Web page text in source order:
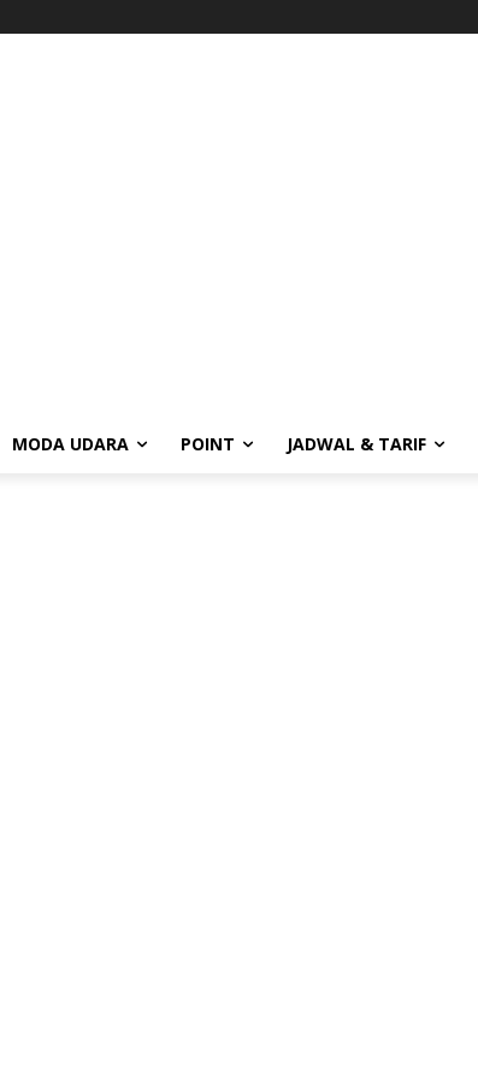
MODA UDARA POINT JADWAL & TARIF